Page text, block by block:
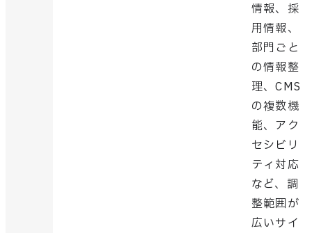
情報、採
用情報、
部門ごと
の情報整
理、CMS
の複数機
能、アク
セシビリ
ティ対応
など、調
整範囲が
広いサイ